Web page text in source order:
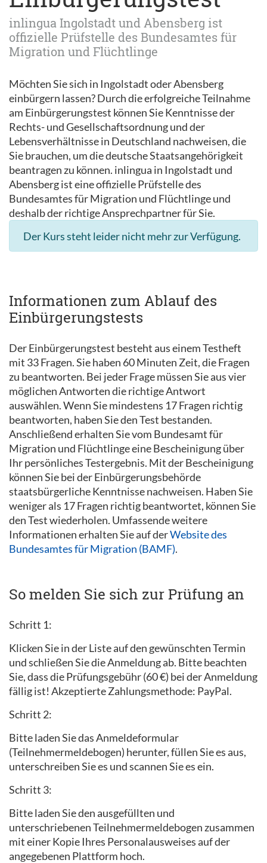
inlingua Ingolstadt und Abensberg ist
offizielle Prüfstelle des Bundesamtes für
Migration und Flüchtlinge
Möchten Sie sich in Ingolstadt oder Abensberg
einbürgern lassen? Durch die erfolgreiche Teilnahme
am Einbürgerungstest können Sie Kenntnisse der
Rechts- und Gesellschaftsordnung und der
Lebensverhältnisse in Deutschland nachweisen, die
Sie brauchen, um die deutsche Staatsangehörigkeit
beantragen zu können. inlingua in Ingolstadt und
Abensberg ist eine offizielle Prüfstelle des
Bundesamtes für Migration und Flüchtlinge und
deshalb der richtige Ansprechpartner für Sie.
Der Kurs steht leider nicht mehr zur Verfügung.
Informationen zum Ablauf des
Einbürgerungstests
Der Einbürgerungstest besteht aus einem Testheft
mit 33 Fragen. Sie haben 60 Minuten Zeit, die Fragen
zu beantworten. Bei jeder Frage müssen Sie aus vier
möglichen Antworten die richtige Antwort
auswählen. Wenn Sie mindestens 17 Fragen richtig
beantworten, haben Sie den Test bestanden.
Anschließend erhalten Sie vom Bundesamt für
Migration und Flüchtlinge eine Bescheinigung über
Ihr persönliches Testergebnis. Mit der Bescheinigung
können Sie bei der Einbürgerungsbehörde
staatsbürgerliche Kenntnisse nachweisen. Haben Sie
weniger als 17 Fragen richtig beantwortet, können Sie
den Test wiederholen. Umfassende weitere
Informationen erhalten Sie auf derWebsite des
Bundesamtes für Migration (BAMF).
So melden Sie sich zur Prüfung an
Schritt 1:
Klicken Sie in der Liste auf den gewünschten Termin
und schließen Sie die Anmeldung ab. Bitte beachten
Sie, dass die Prüfungsgebühr (60 €) bei der Anmeldung
fällig ist! Akzeptierte Zahlungsmethode: PayPal.
Schritt 2:
Bitte laden Sie das Anmeldeformular
(Teilnehmermeldebogen) herunter, füllen Sie es aus,
unterschreiben Sie es und scannen Sie es ein.
Schritt 3:
Bitte laden Sie den ausgefüllten und
unterschriebenen Teilnehmermeldebogen zusammen
mit einer Kopie Ihres Personalausweises auf der
angegebenen Plattform hoch.